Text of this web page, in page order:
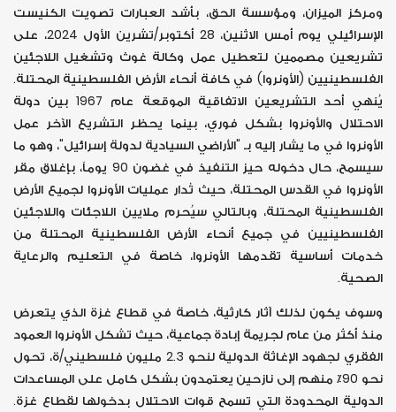
ومركز الميزان، ومؤسسة الحق، بأشد العبارات تصويت الكنيست
الإسرائيلي يوم أمس الاثنين، 28 أكتوبر/تشرين الأول 2024، على
تشريعين مصممين لتعطيل عمل وكالة غوث وتشغيل اللاجئين
الفلسطينيين (الأونروا) في كافة أنحاء الأرض الفلسطينية المحتلة.
يُنهي أحد التشريعين الاتفاقية الموقعة عام 1967 بين دولة
الاحتلال والأونروا بشكل فوري، بينما يحظر التشريع الآخر عمل
الأونروا في ما يشار إليه بـ "الأراضي السيادية لدولة إسرائيل"، وهو ما
سيسمح، حال دخوله حيز التنفيذ في غضون 90 يوماً، بإغلاق مقر
الأونروا في القدس المحتلة، حيث تُدار عمليات الأونروا لجميع الأرض
الفلسطينية المحتلة، وبالتالي سيُحرم ملايين اللاجئات واللاجئين
الفلسطينيين في جميع أنحاء الأرض الفلسطينية المحتلة من
خدمات أساسية تقدمها الأونروا، خاصة في التعليم والرعاية
الصحية.
وسوف يكون لذلك آثار كارثية، خاصة في قطاع غزة الذي يتعرض
منذ أكثر من عام لجريمة إبادة جماعية، حيث تشكل الأونروا العمود
الفقري لجهود الإغاثة الدولية لنحو 2.3 مليون فلسطيني/ة، تحول
نحو 90٪ منهم إلى نازحين يعتمدون بشكل كامل على المساعدات
الدولية المحدودة التي تسمح قوات الاحتلال بدخولها لقطاع غزة.